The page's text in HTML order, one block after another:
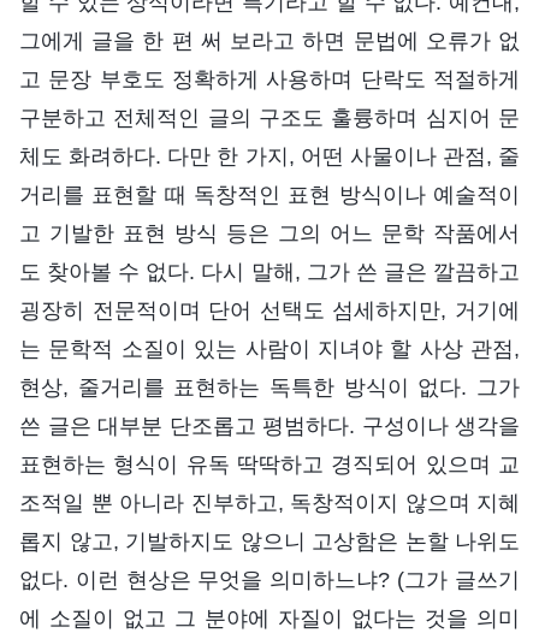
그에게 글을 한 편 써 보라고 하면 문법에 오류가 없
고 문장 부호도 정확하게 사용하며 단락도 적절하게
구분하고 전체적인 글의 구조도 훌륭하며 심지어 문
체도 화려하다. 다만 한 가지, 어떤 사물이나 관점, 줄
거리를 표현할 때 독창적인 표현 방식이나 예술적이
고 기발한 표현 방식 등은 그의 어느 문학 작품에서
도 찾아볼 수 없다. 다시 말해, 그가 쓴 글은 깔끔하고
굉장히 전문적이며 단어 선택도 섬세하지만, 거기에
는 문학적 소질이 있는 사람이 지녀야 할 사상 관점,
현상, 줄거리를 표현하는 독특한 방식이 없다. 그가
쓴 글은 대부분 단조롭고 평범하다. 구성이나 생각을
표현하는 형식이 유독 딱딱하고 경직되어 있으며 교
조적일 뿐 아니라 진부하고, 독창적이지 않으며 지혜
롭지 않고, 기발하지도 않으니 고상함은 논할 나위도
없다. 이런 현상은 무엇을 의미하느냐? (그가 글쓰기
에 소질이 없고 그 분야에 자질이 없다는 것을 의미